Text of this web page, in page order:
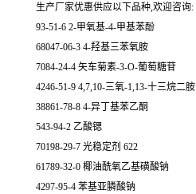
生产厂家优惠供应以下品种,欢迎咨询:
93-51-6 2-甲氧基-4-甲基苯酚
68047-06-3 4-羟基三苯氧胺
7084-24-4 矢车菊素-3-O-葡萄糖苷
4246-51-9 4,7,10-三氧-1,13-十三烷二胺
38861-78-8 4-异丁基苯乙酮
543-94-2 乙酸锶
70198-29-7 光稳定剂 622
61789-32-0 椰油酰氧乙基磺酸钠
4297-95-4 苯基亚膦酸钠